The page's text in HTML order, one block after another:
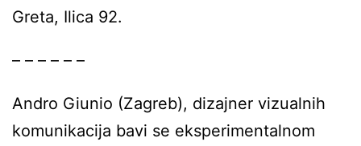
Greta, Ilica 92.
– – – – – –
Andro Giunio (Zagreb), dizajner vizualnih
komunikacija bavi se eksperimentalnom